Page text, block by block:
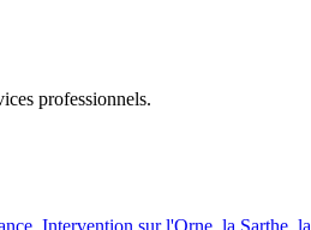
professionnels.